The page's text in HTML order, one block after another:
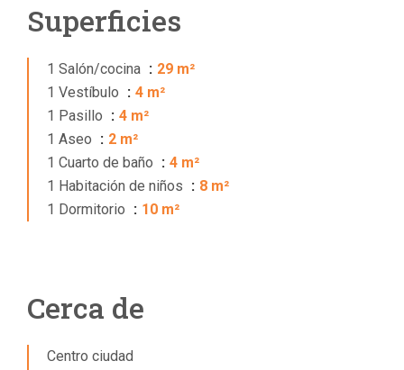
Superficies
1 Salón/cocina
29 m²
1 Vestíbulo
4 m²
1 Pasillo
4 m²
1 Aseo
2 m²
1 Cuarto de baño
4 m²
1 Habitación de niños
8 m²
1 Dormitorio
10 m²
Cerca de
Centro ciudad